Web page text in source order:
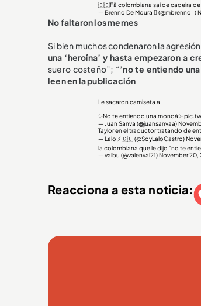
🇨🇴Fã colombiana sai de cadeira
— Brenno De Moura  (@mbrenno_)
No faltaron los memes
Si bien muchos condenaron la
una ‘heroína’ y hasta empezaron a
suero costeño”; “’no te entiendo
leen en la publicación
Le sacaron camiseta a:
✨No te entiendo una mondá✨
— Juan Sanva (@juansanvaa)
Taylor en el traductor tratando de
— Lalo ⚡️🇨🇴 (@SoyLaloCastro)
la colombiana que le dijo “no te
— valbu (@valenval21)November 20,
Reacciona a esta noticia: